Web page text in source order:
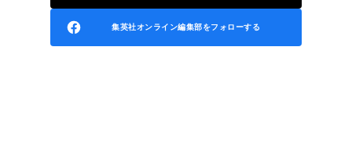
集英社オンライン編集部をフォローする